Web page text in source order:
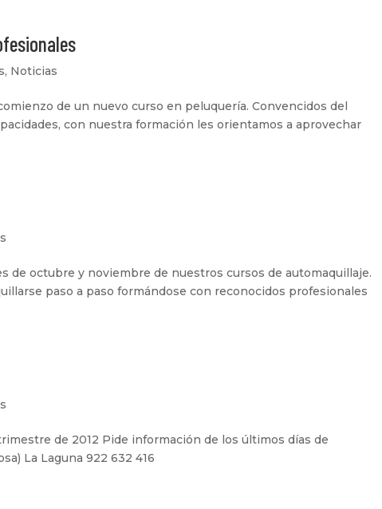
, Noticias
de un nuevo curso en peluquería. Convencidos del
con nuestra formación les orientamos a aprovechar
de octubre y noviembre de nuestros cursos de automaquillaje.
paso a paso formándose con reconocidos profesionales
de 2012 Pide información de los últimos días de
La Laguna 922 632 416